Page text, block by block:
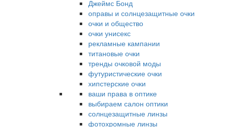
Джеймс Бонд
оправы и солнцезащитные очки
очки и общество
очки унисекс
рекламные кампании
титановые очки
тренды очковой моды
футуристические очки
хипстерские очки
ваши права в оптике
выбираем салон оптики
солнцезащитные линзы
фотохромные линзы